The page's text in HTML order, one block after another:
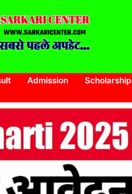
Admission Scholarship